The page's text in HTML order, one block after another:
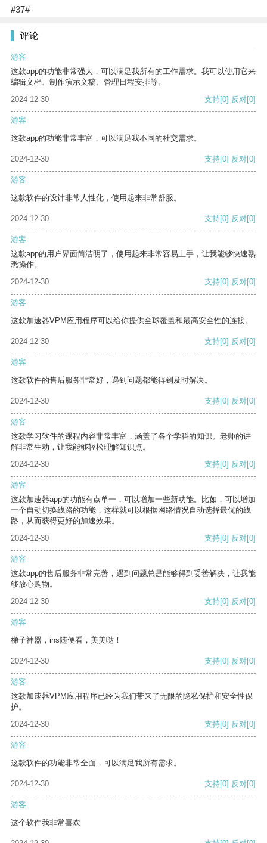
#37#
评论
游客
这款app的功能非常强大，可以满足我所有的工作需求。我可以使用它来
编辑文档、制作演示文稿、管理日程安排等。
2024-12-30
支持[0] 反对[0]
游客
这款app的功能非常丰富，可以满足我不同的社交需求。
2024-12-30 支持[0] 反对[0]
游客
这款软件的设计非常人性化，使用起来非常舒服。
2024-12-30 支持[0] 反对[0]
游客
这款app的用户界面简洁明了，使用起来非常容易上手，让我能够快速熟
悉操作。
2024-12-30
支持[0] 反对[0]
游客
这款加速器VPM应用程序可以给你提供全球覆盖和最高安全性的连接。
2024-12-30 支持[0] 反对[0]
游客
这款软件的售后服务非常好，遇到问题都能得到及时解决。
2024-12-30 支持[0] 反对[0]
游客
这款学习软件的课程内容非常丰富，涵盖了各个学科的知识。老师的讲
解非常生动，让我能够轻松理解知识点。
2024-12-30
支持[0] 反对[0]
游客
这款加速器app的功能有点单一，可以增加一些新功能。比如，可以增加
一个自动切换线路的功能，这样就可以根据网络情况自动选择最优的线
路，从而获得更好的加速效果。
2024-12-30
支持[0] 反对[0]
游客
这款app的售后服务非常完善，遇到问题总是能够得到妥善解决，让我能
够放心购物。
2024-12-30
支持[0] 反对[0]
游客
梯子神器，ins随便看，美美哒！
2024-12-30 支持[0] 反对[0]
游客
这款加速器VPM应用程序已经为我们带来了无限的隐私保护和安全性保
护。
2024-12-30
支持[0] 反对[0]
游客
这款软件的功能非常全面，可以满足我所有需求。
2024-12-30 支持[0] 反对[0]
游客
这个软件我非常喜欢